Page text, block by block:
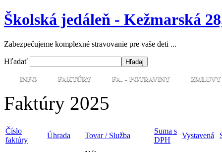
Školská jedáleň - Kežmarská
Zabezpečujeme komplexné stravovanie pre vaše deti ...
Hľadať
INFO FAKTÚRY FA. - POTRAVINY ZMLUVY
Faktúry 2025
Číslo
faktúry
Úhrada Tovar / Služba
Suma s
DPH
Vystavená